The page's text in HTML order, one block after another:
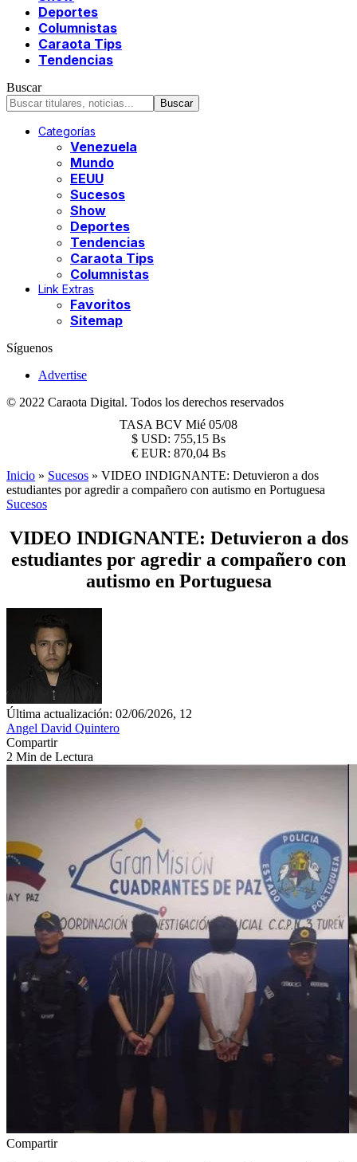
Deportes
Columnistas
Caraota Tips
Tendencias
Buscar
Categorías
Venezuela
Mundo
EEUU
Sucesos
Show
Deportes
Tendencias
Caraota Tips
Columnistas
Link Extras
Favoritos
Sitemap
Síguenos
Advertise
© 2022 Caraota Digital. Todos los derechos reservados
TASA BCV Mié 05/08
$ USD: 755,15 Bs
€ EUR: 870,04 Bs
Inicio » Sucesos » VIDEO INDIGNANTE: Detuvieron a dos
estudiantes por agredir a compañero con autismo en Portuguesa
Sucesos
VIDEO INDIGNANTE: Detuvieron a dos
estudiantes por agredir a compañero con
autismo en Portuguesa
Última actualización: 02/06/2026, 12
Angel David Quintero
Compartir
2 Min de Lectura
Compartir